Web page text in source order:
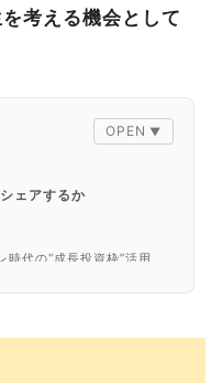
考える機会として
ェアするか
代の“成長投資枠”活用
入居相談会＆暮らしの